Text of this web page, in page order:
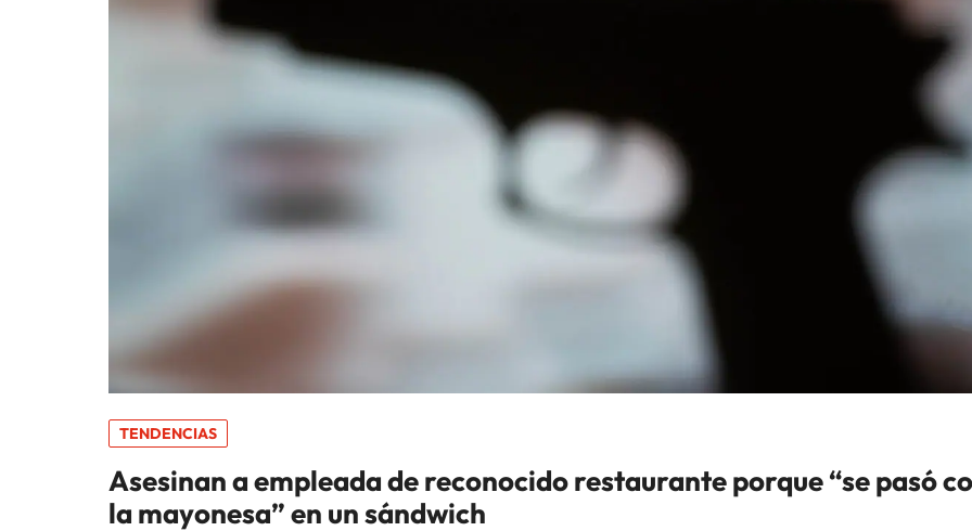
TENDENCIAS
Asesinan a empleada de reconocido restaurante porque “se pasó
la mayonesa” en un sándwich